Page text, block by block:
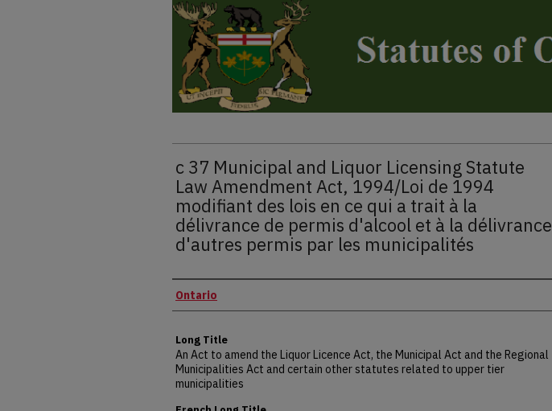
c 37 Municipal and Liquor Licensing Statute
Law Amendment Act, 1994/Loi de 1994
modifiant des lois en ce qui a trait à la
délivrance de permis d'alcool et à la délivrance
d'autres permis par les municipalités
Authors
Ontario
Long Title
An Act to amend the Liquor Licence Act, the Municipal Act and the Regional
Municipalities Act and certain other statutes related to upper tier
municipalities